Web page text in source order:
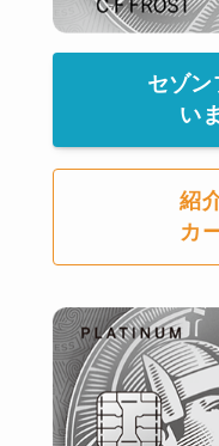
セゾン
い
紹
カ